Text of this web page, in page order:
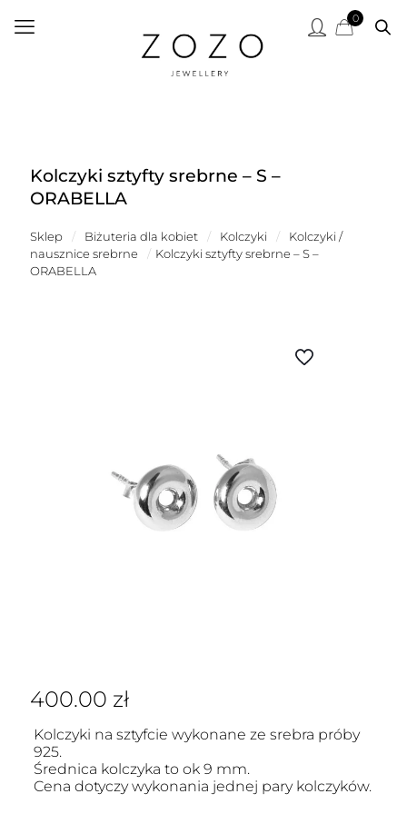
0
Kolczyki sztyfty srebrne – S –
ORABELLA
Sklep / Biżuteria dla kobiet / Kolczyki /
Kolczyki /
nausznice srebrne
/ Kolczyki sztyfty srebrne – S –
ORABELLA
400.00 zł
Kolczyki na sztyfcie wykonane ze srebra próby
925.
Średnica kolczyka to ok 9 mm.
Cena dotyczy wykonania jednej pary kolczyków.